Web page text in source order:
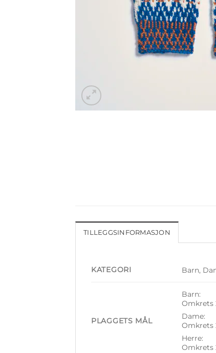
TILLEGGSINFORMASJON
KATEGORI Barn,
PLAGGETS MÅL
Barn:
Omkrets
Dame:
Omkrets
Herre:
Omkrets